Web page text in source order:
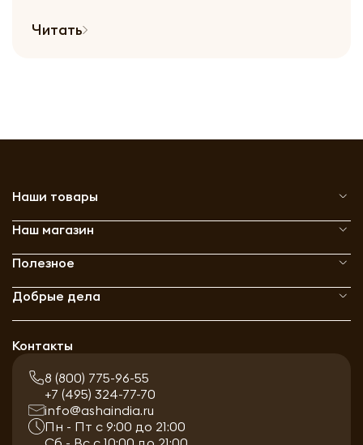
Читать
Наши товары
Наш магазин
Полезное
Добрые дела
Контакты
8 (800) 775-96-55
+7 (495) 324-77-70
info@ashaindia.ru
Пн - Пт с 9:00 до 21:00